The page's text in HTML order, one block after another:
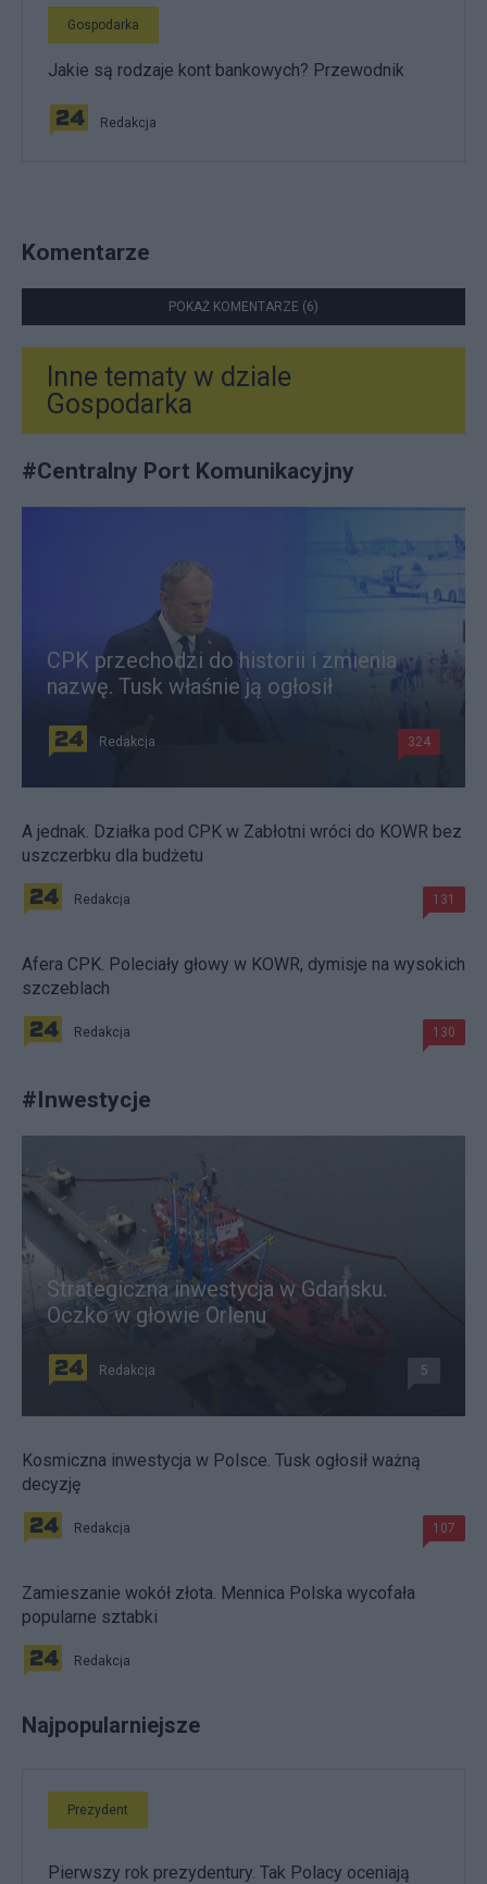
Gospodarka
Jakie są rodzaje kont bankowych? Przewodnik
Redakcja
Komentarze
POKAŻ KOMENTARZE (6)
Inne tematy w dziale
Gospodarka
#Centralny Port Komunikacyjny
CPK przechodzi do historii i zmienia
nazwę. Tusk właśnie ją ogłosił
Redakcja 324
A jednak. Działka pod CPK w Zabłotni wróci do KOWR bez
uszczerbku dla budżetu
Redakcja 131
Afera CPK. Poleciały głowy w KOWR, dymisje na wysokich
szczeblach
Redakcja 130
#Inwestycje
Strategiczna inwestycja w Gdańsku.
Oczko w głowie Orlenu
Redakcja 5
Kosmiczna inwestycja w Polsce. Tusk ogłosił ważną
decyzję
Redakcja 107
Zamieszanie wokół złota. Mennica Polska wycofała
popularne sztabki
Redakcja
Najpopularniejsze
Prezydent
Pierwszy rok prezydentury. Tak Polacy oceniają